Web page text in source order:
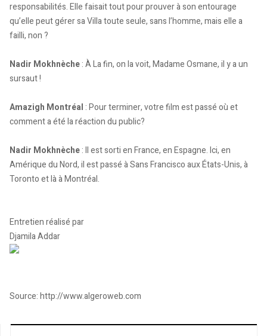
responsabilités. Elle faisait tout pour prouver à son entourage
qu’elle peut gérer sa Villa toute seule, sans l’homme, mais elle a
failli, non ?
Nadir Mokhnèche: À La fin, on la voit, Madame Osmane, il y a un
sursaut !
Amazigh Montréal : Pour terminer, votre film est passé où et
comment a été la réaction du public?
Nadir Mokhnèche: Il est sorti en France, en Espagne. Ici, en
Amérique du Nord, il est passé à Sans Francisco aux États-Unis, à
Toronto et là à Montréal.
Entretien réalisé par
Djamila Addar
Source: http://www.algeroweb.com